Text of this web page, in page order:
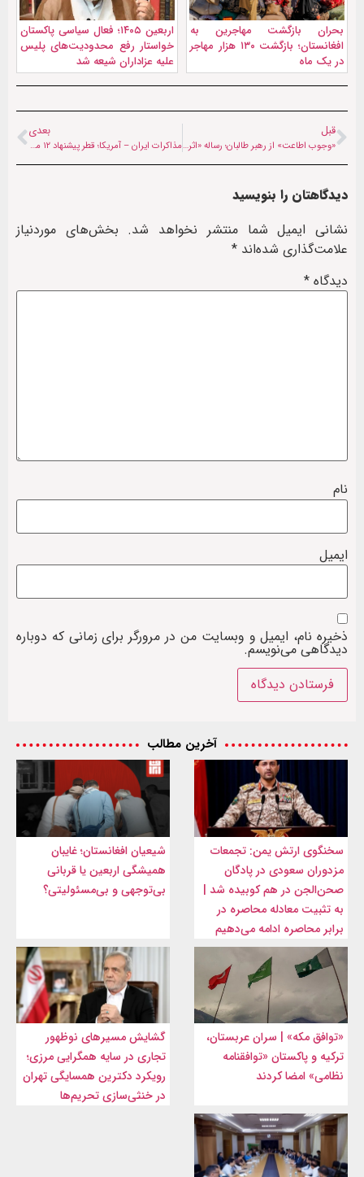
بحران بازگشت مهاجرین به
افغانستان؛ بازگشت ۱۳۰ هزار مهاجر
در یک ماه
اربعین ۱۴۰۵؛ فعال سیاسی پاکستان
خواستار رفع محدودیت‌های پلیس
علیه عزاداران شیعه شد
قبل
«وجوب اطاعت» از رهبر طالبان؛ رساله «اثرات اطاعت در استحکام نظام شرعی» چیست؟
بعدی
مذاکرات ایران – آمریکا؛ قطر‌ پیشنهاد ۱۲ میلیارد دلاری به ایران را تکذیب کرد
دیدگاهتان را بنویسید
نشانی ایمیل شما منتشر نخواهد شد. بخش‌های موردنیاز
علامت‌گذاری شده‌اند *
دیدگاه *
نام
ایمیل
ذخیره نام، ایمیل و وبسایت من در مرورگر برای زمانی که دوباره
دیدگاهی می‌نویسم.
آخرین مطالب
سخنگوی ارتش یمن: تجمعات
مزدوران سعودی در پادگان
صحن‌الجن در هم کوبیده شد |
به تثبیت معادله محاصره در
برابر محاصره ادامه می‌دهیم
شیعیان افغانستان؛ غایبان
همیشگی اربعین یا قربانی
بی‌توجهی و بی‌مسئولیتی؟
«توافق مکه» | سران عربستان،
ترکیه و پاکستان «توافقنامه
نظامی» امضا کردند
گشایش مسیرهای نوظهور
تجاری در سایه همگرایی مرزی؛
رویکرد دکترین همسایگی تهران
در خنثی‌سازی تحریم‌ها